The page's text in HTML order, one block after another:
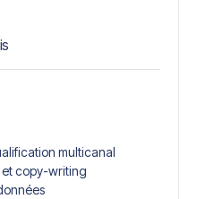
multicanal
copy-writing